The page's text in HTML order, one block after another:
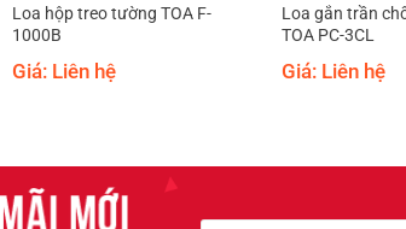
Loa hộp treo tường TOA F-
1000B
Giá: Liên hệ
Loa gắn trần
TOA PC-3CL
Giá: Liên hệ